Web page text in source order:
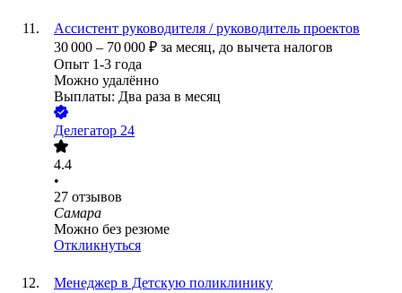
Ассистент руководителя / руководитель проектов
30 000 – 70 000 ₽ за месяц, до вычета налогов
Опыт 1-3 года
Можно удалённо
Выплаты: Два раза в месяц
Делегатор 24
4.4
•
27 отзывов
Самара
Можно без резюме
Откликнуться
Менеджер в Детскую поликлинику